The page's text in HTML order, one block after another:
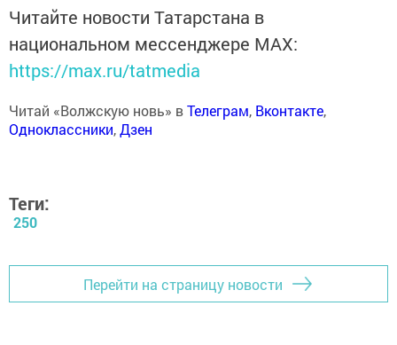
Читайте новости Татарстана в
национальном мессенджере MАХ:
https://max.ru/tatmedia
Читай «Волжскую новь» вТелеграм, Вконтакте,
Одноклассники,Дзен
Теги:
250
Перейти на страницу новости